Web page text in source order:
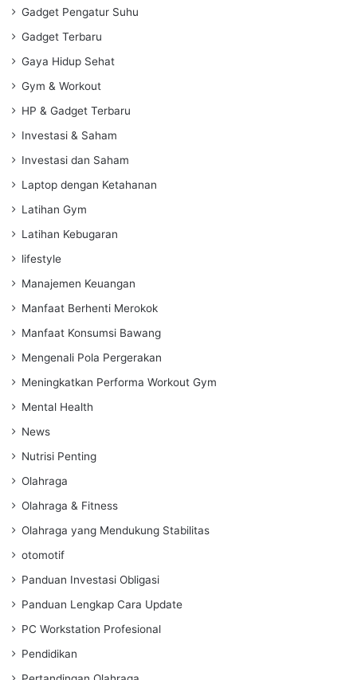
Gadget Pengatur Suhu
Gadget Terbaru
Gaya Hidup Sehat
Gym & Workout
HP & Gadget Terbaru
Investasi & Saham
Investasi dan Saham
Laptop dengan Ketahanan
Latihan Gym
Latihan Kebugaran
lifestyle
Manajemen Keuangan
Manfaat Berhenti Merokok
Manfaat Konsumsi Bawang
Mengenali Pola Pergerakan
Meningkatkan Performa Workout Gym
Mental Health
News
Nutrisi Penting
Olahraga
Olahraga & Fitness
Olahraga yang Mendukung Stabilitas
otomotif
Panduan Investasi Obligasi
Panduan Lengkap Cara Update
PC Workstation Profesional
Pendidikan